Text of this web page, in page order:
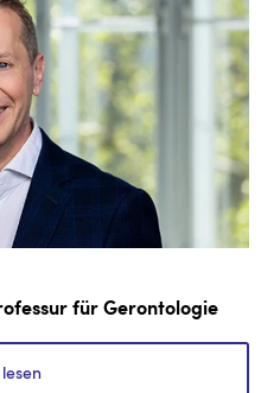
für Gerontologie